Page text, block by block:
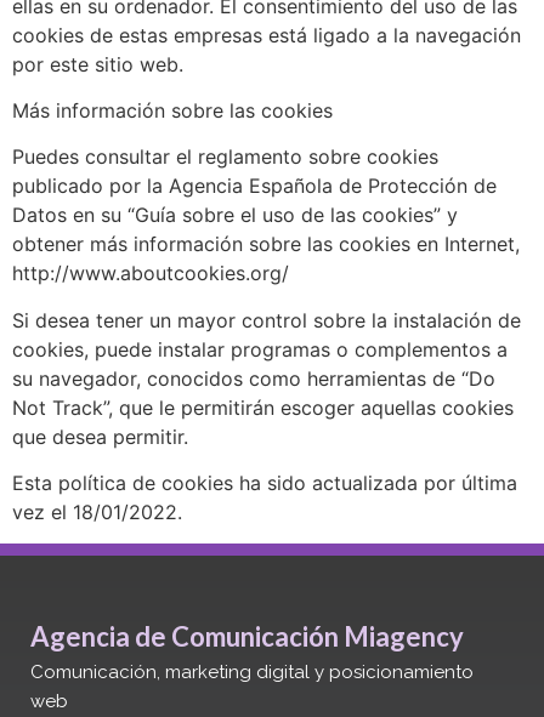
ellas en su ordenador. El consentimiento del uso de las
cookies de estas empresas está ligado a la navegación
por este sitio web.
Más información sobre las cookies
Puedes consultar el reglamento sobre cookies
publicado por la Agencia Española de Protección de
Datos en su “Guía sobre el uso de las cookies” y
obtener más información sobre las cookies en Internet,
http://www.aboutcookies.org/
Si desea tener un mayor control sobre la instalación de
cookies, puede instalar programas o complementos a
su navegador, conocidos como herramientas de “Do
Not Track”, que le permitirán escoger aquellas cookies
que desea permitir.
Esta política de cookies ha sido actualizada por última
vez el 18/01/2022.
Agencia de Comunicación Miagency
Comunicación, marketing digital y posicionamiento
web